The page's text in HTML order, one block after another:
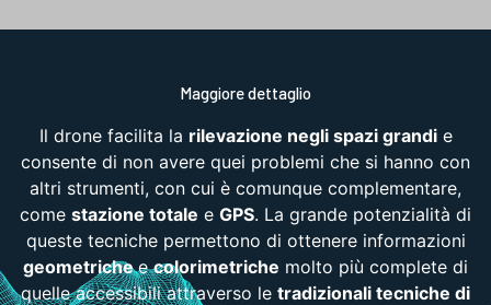
Maggiore dettaglio
Il drone facilita la rilevazione negli spazi grandie
consente di non avere quei problemi che si hanno con
altri strumenti, con cui è comunque complementare,
come stazione totale e GPS. La grande potenzialità di
queste tecniche permettono di ottenere informazioni
geometricheecolorimetriche molto più complete di
quelle accessibili attraverso le tradizionali tecniche di